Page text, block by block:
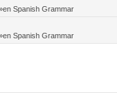
Spanish Grammar
Spanish Grammar